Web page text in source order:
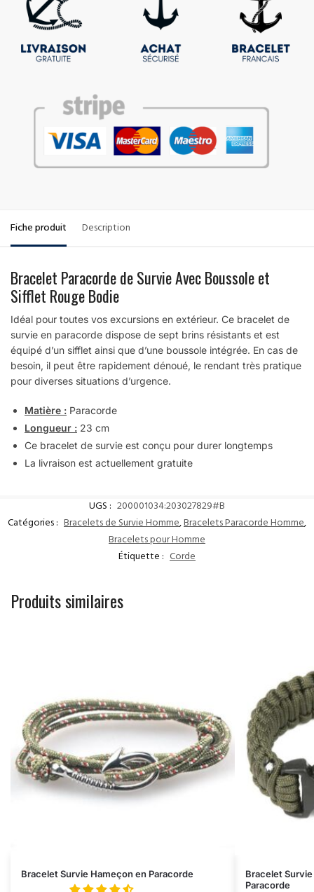
Fiche produit Description
Bracelet Paracorde de Survie Avec Boussole et
Sifflet Rouge Bodie
Idéal pour toutes vos excursions en extérieur. Ce bracelet de
survie en paracorde dispose de sept brins résistants et est
équipé d’un sifflet ainsi que d’une boussole intégrée. En cas de
besoin, il peut être rapidement dénoué, le rendant très pratique
pour diverses situations d’urgence.
Matière : Paracorde
Longueur : 23 cm
Ce bracelet de survie est conçu pour durer longtemps
La livraison est actuellement gratuite
UGS : 200001034:203027829#B
Catégories : Bracelets de Survie Homme,Bracelets Paracorde Homme,
Bracelets pour Homme
Étiquette : Corde
Produits similaires
Bracelet Survie Hameçon en Paracorde
Bracelet
Paracorde